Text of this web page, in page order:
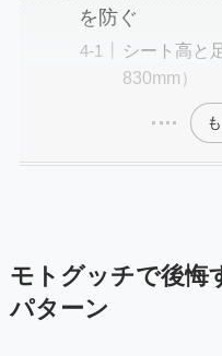
を防ぐ
シート高と
830mm）
モトグッチで後悔
パターン